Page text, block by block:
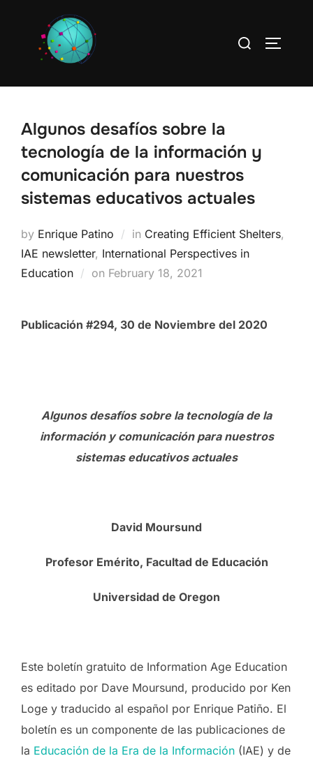
Search
Algunos desafíos sobre la
tecnología de la información y
comunicación para nuestros
sistemas educativos actuales
by Enrique Patino in Creating Efficient Shelters,
IAE newsletter, International Perspectives in
Education
on Posted
February 18, 2021
Publicación #294, 30 de Noviembre del 2020
Algunos desafíos sobre la tecnología de la
información y comunicación para nuestros
sistemas educativos actuales
David Moursund
Profesor Emérito, Facultad de Educación
Universidad de Oregon
Este boletín gratuito de Information Age Education
es editado por Dave Moursund, producido por Ken
Loge y traducido al español por Enrique Patiño. El
boletín es un componente de las publicaciones de
la Educación de la Era de la Información (IAE) y de